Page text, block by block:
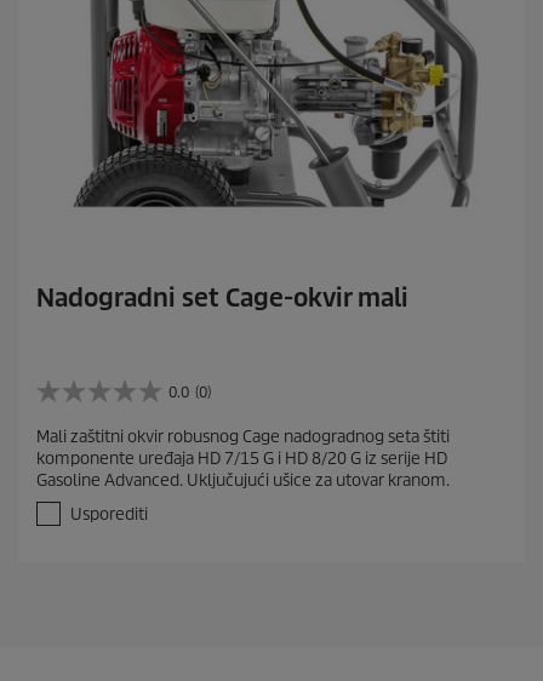
Nadogradni set Cage-okvir mali
0.0 (0)
0
0
o
d
z
Mali zaštitni okvir robusnog Cage nadogradnog seta štiti
komponente uređaja HD 7/15 G i HD 8/20 G iz serije HD
Gasoline Advanced. Uključujući ušice za utovar kranom.
Usporediti